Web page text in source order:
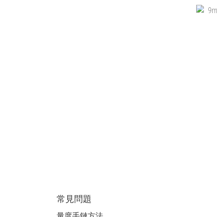
常見問題